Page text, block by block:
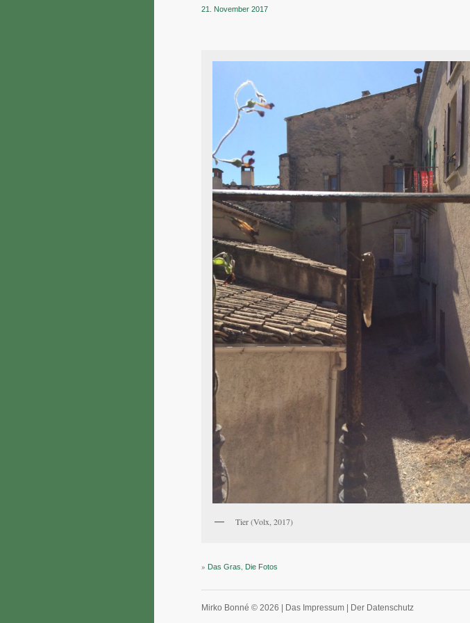
21. November 2017
Tier (Volx, 2017)
» Das Gras Die Fotos
Mirko Bonné © 2026 | Das Impressum Der Datenschutz